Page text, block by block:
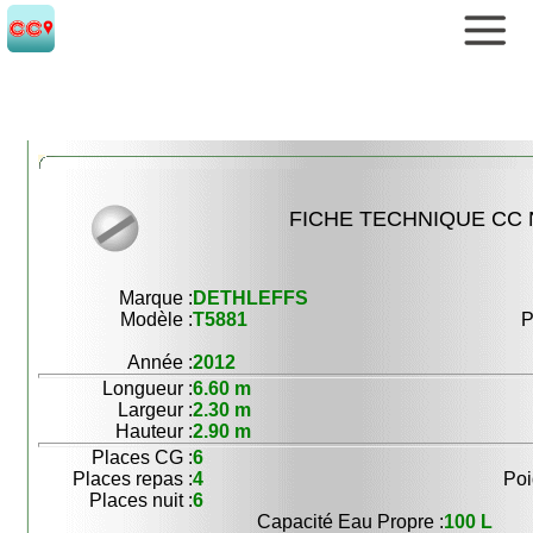
FICHE TECHNIQUE CC
Marque : DETHLEFFS
Modèle :T5881
Année :2012
Longueur :6.60 m
Largeur :2.30 m
Hauteur :2.90 m
Places CG :6
Places repas :4
Places nuit :6
Capacité Eau Propre :100 L